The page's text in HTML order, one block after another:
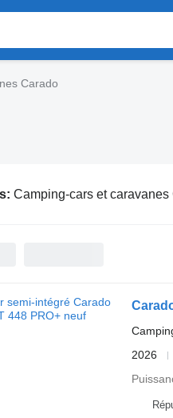
Carado
Camping-cars et caravanes
2026